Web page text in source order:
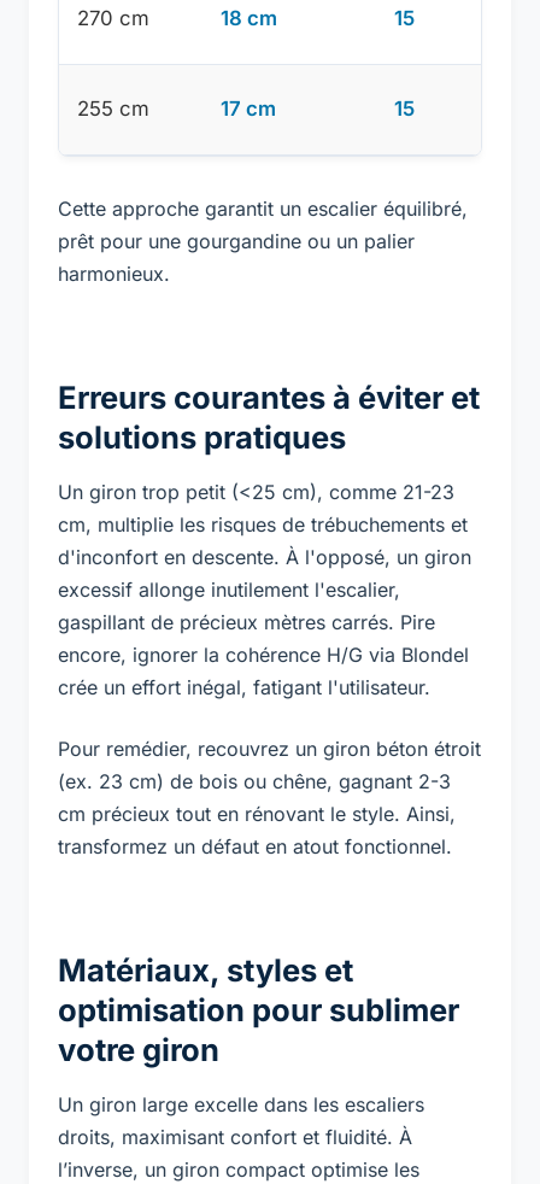
270 cm 18 cm 15
255 cm 17 cm 15
Cette approche garantit un escalier équilibré,
prêt pour une gourgandine ou un palier
harmonieux.
Erreurs courantes à éviter et
solutions pratiques
Un giron trop petit (<25 cm), comme 21-23
cm, multiplie les risques de trébuchements et
d'inconfort en descente. À l'opposé, un giron
excessif allonge inutilement l'escalier,
gaspillant de précieux mètres carrés. Pire
encore, ignorer la cohérence H/G via Blondel
crée un effort inégal, fatigant l'utilisateur.
Pour remédier, recouvrez un giron béton étroit
(ex. 23 cm) de bois ou chêne, gagnant 2-3
cm précieux tout en rénovant le style. Ainsi,
transformez un défaut en atout fonctionnel.
Matériaux, styles et
optimisation pour sublimer
votre giron
Un giron large excelle dans les escaliers
droits, maximisant confort et fluidité. À
l’inverse, un giron compact optimise les